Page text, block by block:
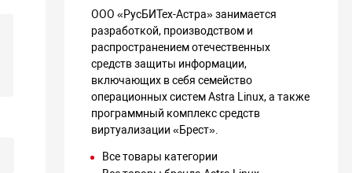
ООО «РусБИТех-Астра» занимается
разработкой, производством и
распространением отечественных
средств защиты информации,
включающих в себя семейство
операционных систем Astra Linux, а также
программный комплекс средств
виртуализации «Брест».
Все товары категории